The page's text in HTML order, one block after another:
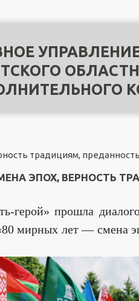
традициям,
ЭПОХ, ВЕРНОСТЬ
герой» прошла
мирных лет — смена